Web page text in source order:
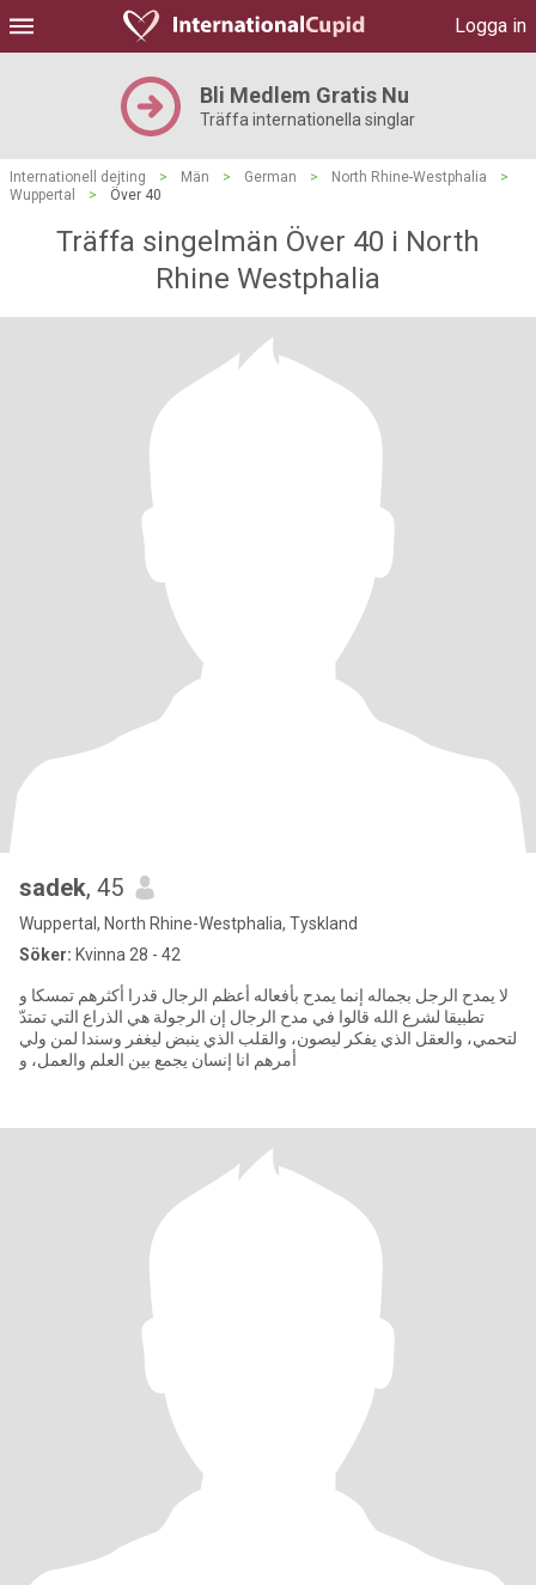
Logga in
Bli Medlem Gratis Nu
Träffa internationella singlar
Internationell dejting > Män > German > North Rhine-Westphalia
>
Wuppertal
> Över 40
Träffa singelmän Över 40 i North
Rhine Westphalia
sadek, 45
Wuppertal, North Rhine-Westphalia, Tyskland
Söker: Kvinna 28 - 42
لا يمدح الرجل بجماله إنما يمدح بأفعاله أعظم الرجال قدرا أكثرهم تمسكا و
تطبيقا لشرع الله قالوا في مدح الرجال إن الرجولة هي الذراع التي تمتدّ
لتحمي، والعقل الذي يفكر ليصون، والقلب الذي ينبض ليغفر وسندا لمن ولي
أمرهم انا إنسان يجمع بين العلم والعمل، و